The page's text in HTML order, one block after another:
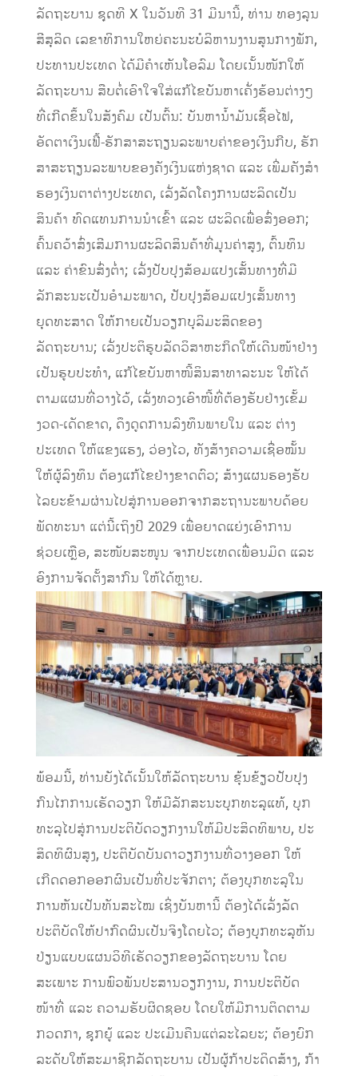
ລັດຖະບານ ຊຸດທີ X ໃນວັນທີ 31 ມີນານີ້, ທ່ານ ທອງລຸນ
ສີສຸລິດ ເລຂາທິການໃຫຍ່ຄະນະບໍລິຫານງານສູນກາງພັກ,
ປະທານປະເທດ ໄດ້ມີຄຳເຫັນໂອລົມ ໂດຍເນັ້ນໜັກໃຫ້
ລັດຖະບານ ສືບຕໍ່ເອົາໃຈໃສ່ແກ້ໄຂບັນຫາເຄັ່ງຮ້ອນຕ່າງໆ
ທີ່ເກີດຂຶ້ນໃນສັງຄົມ ເປັນຕົ້ນ: ບັນຫານໍ້າມັນເຊື້ອໄຟ,
ອັດຕາເງິນເຟີ້-ຮັກສາສະຖຽນລະພາບຄ່າຂອງເງິນກີບ, ຮັກ
ສາສະຖຽນລະພາບຂອງຄັງເງິນແຫ່ງຊາດ ແລະ ເພີ່ມຄັງສໍາ
ຮອງເງິນຕາຕ່າງປະເທດ, ເລັ່ງລັດໂຄງການຜະລິດເປັນ
ສິນຄ້າ ທົດແທນການນໍາເຂົ້າ ແລະ ຜະລິດເພື່ອສົ່ງອອກ;
ຄົ້ນຄວ້າສົ່ງເສີມການຜະລິດສິນຄ້າທີ່ມູນຄ່າສູງ, ຕົ້ນທຶນ
ແລະ ຄ່າຂົນສົ່ງຕໍ່າ; ເລັ່ງປັບປຸງສ້ອມແປງເສັ້ນທາງທີ່ມີ
ລັກສະນະເປັນອຳມະພາດ, ປັບປຸງສ້ອມແປງເສັ້ນທາງ
ຍຸດທະສາດ ໃຫ້ກາຍເປັນວຽກບຸລິມະສິດຂອງ
ລັດຖະບານ; ເລັ່ງປະຕິຮູບລັດວິສາຫະກິດໃຫ້ເດີນໜ້າຢ່າງ
ເປັນຮູບປະທໍາ, ແກ້ໄຂບັນຫາໜີ້ສິນສາທາລະນະ ໃຫ້ໄດ້
ຕາມແຜນທີ່ວາງໄວ້, ເລັ່ງທວງເອົາໜີ້ທີ່ຕ້ອງຮັບຢ່າງເຂັ້ມ
ງວດ-ເດັດຂາດ, ດຶງດູດການລົງທຶນພາຍໃນ ແລະ ຕ່າງ
ປະເທດ ໃຫ້ແຂງແຮງ, ວ່ອງໄວ, ທັງສ້າງຄວາມເຊື່ອໝັ້ນ
ໃຫ້ຜູ້ລົງທຶນ ຕ້ອງແກ້ໄຂຢ່າງຂາດຕົວ; ສ້າງແຜນຮອງຮັບ
ໄລຍະຂ້າມຜ່ານໄປສູ່ການອອກຈາກສະຖານະພາບດ້ອຍ
ພັດທະນາ ແຕ່ນີ້ເຖິງປີ 2029 ເພື່ອຍາດແຍ່ງເອົາການ
ຊ່ວຍເຫຼືອ, ສະໜັບສະໜູນ ຈາກປະເທດເພື່ອນມິດ ແລະ
ອົງການຈັດຕັ້ງສາກົນ ໃຫ້ໄດ້ຫຼາຍ.
ພ້ອມນີ້, ທ່ານຍັງໄດ້ເນັ້ນໃຫ້ລັດຖະບານ ຂຸ້ນຂ້ຽວປັບປຸງ
ກົນໄກການເຮັດວຽກ ໃຫ້ມີລັກສະນະບຸກທະລຸແທ້, ບຸກ
ທະລຸໄປສູ່ການປະຕິບັດວຽກງານໃຫ້ມີປະສິດທິພາບ, ປະ
ສິດທິຜົນສູງ, ປະຕິບັດບັນດາວຽກງານທີ່ວາງອອກ ໃຫ້
ເກີດດອກອອກຜົນເປັນທີ່ປະຈັກຕາ; ຕ້ອງບຸກທະລຸໃນ
ການຫັນເປັນທັນສະໄໝ ເຊິ່ງບັນຫານີ້ ຕ້ອງໄດ້ເລັ່ງລັດ
ປະຕິບັດໃຫ້ປາກົດຜົນເປັນຈິງໂດຍໄວ; ຕ້ອງບຸກທະລຸຫັນ
ປ່ຽນແບບແຜນວິທີເຮັດວຽກຂອງລັດຖະບານ ໂດຍ
ສະເພາະ ການພົວພັນປະສານວຽກງານ, ການປະຕິບັດ
ໜ້າທີ່ ແລະ ຄວາມຮັບຜິດຊອບ ໂດຍໃຫ້ມີການຕິດຕາມ
ກວດກາ, ຊຸກຍູ້ ແລະ ປະເມີນຄືນແຕ່ລະໄລຍະ; ຕ້ອງຍົກ
ລະດັບໃຫ້ສະມາຊິກລັດຖະບານ ເປັນຜູ້ກ້າປະດິດສ້າງ, ກ້າ